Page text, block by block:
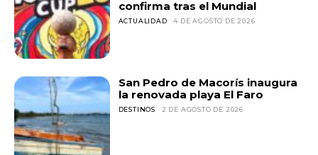
confirma tras el Mundial
ACTUALIDAD 4 DE AGOSTO DE 2026
San Pedro de Macorís inaugura
la renovada playa El Faro
DESTINOS 2 DE AGOSTO DE 2026